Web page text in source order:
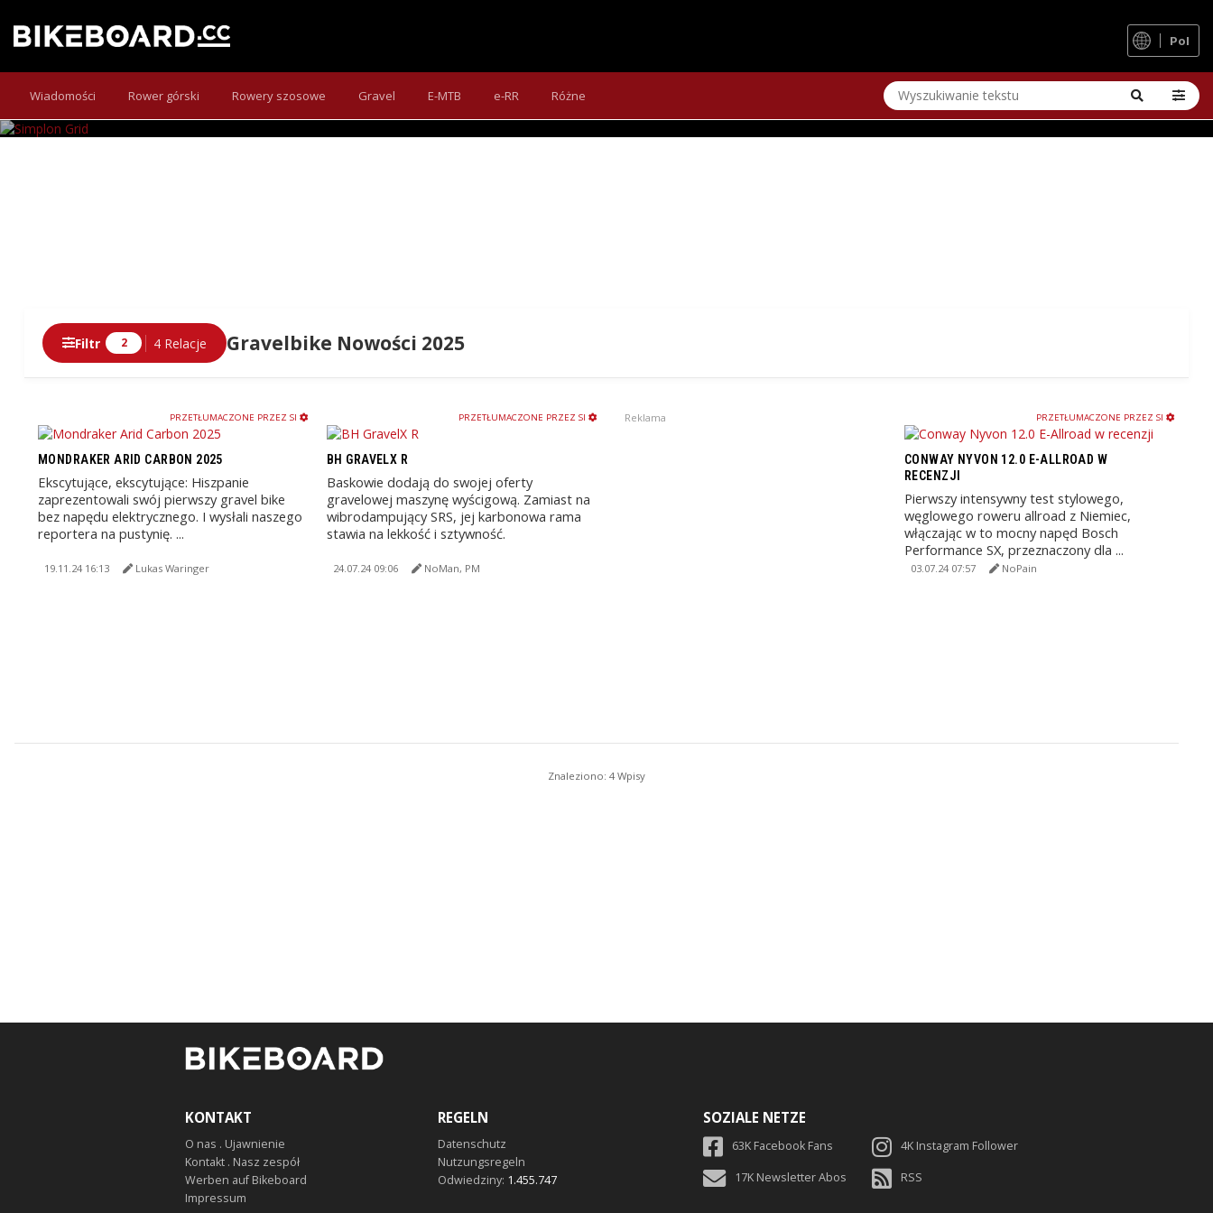
Pol
Wiadomości Rower górski Rowery szosowe Gravel E-MTB e-RR Różne
Vorarlberczycy prezentują zupełnie nowy rower gravelowy z włókna węglowego w czterech wariantach wyposażenia i ze wszystkim, czego potrzebuje żądny przygód
uniwersalny rowerzysta.
Gravelbike Nowości 2025
Filtr 2 4 Relacje
PRZETŁUMACZONE PRZEZ SI
MONDRAKER ARID CARBON 2025
Ekscytujące, ekscytujące: Hiszpanie
zaprezentowali swój pierwszy gravel bike
bez napędu elektrycznego. I wysłali naszego
reportera na pustynię. ...
19.11.24 16:13 Lukas Waringer
PRZETŁUMACZONE PRZEZ SI
BH GRAVELX R
Baskowie dodają do swojej oferty
gravelowej maszynę wyścigową. Zamiast na
wibrodampujący SRS, jej karbonowa rama
stawia na lekkość i sztywność.
24.07.24 09:06 NoMan, PM
Reklama PRZETŁUMACZONE PRZEZ SI
CONWAY NYVON 12.0 E-ALLROAD W
RECENZJI
Pierwszy intensywny test stylowego,
węglowego roweru allroad z Niemiec,
włączając w to mocny napęd Bosch
Performance SX, przeznaczony dla ...
03.07.24 07:57 NoPain
Znaleziono: 4 Wpisy
KONTAKT
O nas . Ujawnienie
Kontakt . Nasz zespół
Werben auf Bikeboard
Impressum
REGELN
Datenschutz
Nutzungsregeln
Odwiedziny: 1.455.747
SOZIALE NETZE
63K Facebook Fans 4K Instagram Follower
17K Newsletter Abos RSS